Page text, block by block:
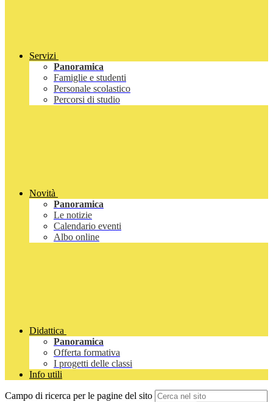
Servizi
Panoramica
Famiglie e studenti
Personale scolastico
Percorsi di studio
Novità
Panoramica
Le notizie
Calendario eventi
Albo online
Didattica
Panoramica
Offerta formativa
I progetti delle classi
Info utili
Campo di ricerca per le pagine del sito